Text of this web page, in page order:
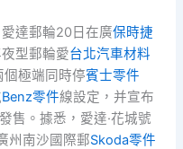
達郵輪20日在廣保時捷
型郵輪愛台北汽車材料
個極端同時停賓士零件
Benz零件線設定，并宣布
售。據悉，愛達·花城號
州南沙國際郵Skoda零件